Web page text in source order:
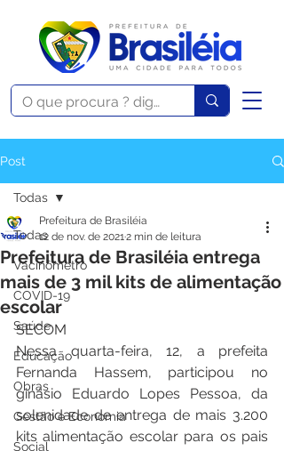
Post
Todas
Vacinômetro
COVID-19
Saúde
Educação
Obras
Gestão e Economia
Social
Todas
Prefeitura de Brasiléia entrega
mais de 3 mil kits de alimentação
escolar
Prefeitura de Brasiléia
12 de nov. de 20212 min de leitura
SECOM
Nessa quarta-feira, 12, a prefeita
Fernanda Hassem, participou no
ginásio Eduardo Lopes Pessoa, da
solenidade de entrega de mais 3.200
kits alimentação escolar para os pais